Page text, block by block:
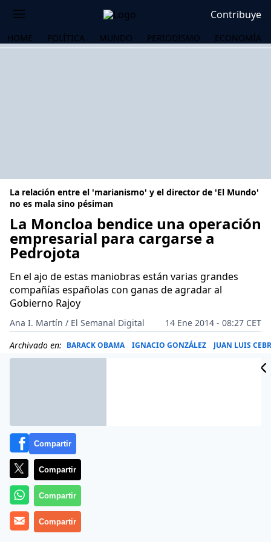
Contribuye
HOME POLÍTICA MUNDO PERIODISMO ECONOMÍA
La relación entre el 'marianismo' y el director de 'El Mundo'
no es mala sino pésiman
La Moncloa bendice una operación
empresarial para cargarse a
Pedrojota
En el ajo de estas maniobras están varias grandes
compañías españolas con ganas de agradar al
Gobierno Rajoy
Ana I. Martín / El Semanal Digital
14 Ene 2014 - 08:27 CET
Archivado en: BARACK OBAMA IGNACIO GONZÁLEZ JUAN LUIS
Compartir
Compartir
Compartir
Compartir